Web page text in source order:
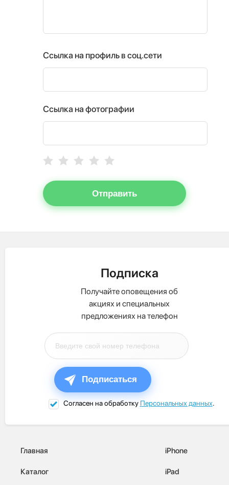
Ссылка на профиль в соц.сети
Ссылка на фотографии
Отправить
Подписка
Получайте оповещения об
акциях и специальных
предложениях на телефон
Подписаться
Согласен на обработку Персональных данных.
Главная
Каталог
iPhone
iPad